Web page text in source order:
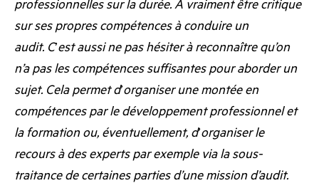
professionnelles sur la durée. À vraiment être critique
sur ses propres compétences à conduire un
audit. C’est aussi ne pas hésiter à reconnaître qu’on
n’a pas les compétences suffisantes pour aborder un
sujet. Cela permet d’organiser une montée en
compétences par le développement professionnel et
la formation ou, éventuellement, d’organiser le
recours à des experts par exemple via la sous-
traitance de certaines parties d’une mission d’audit.